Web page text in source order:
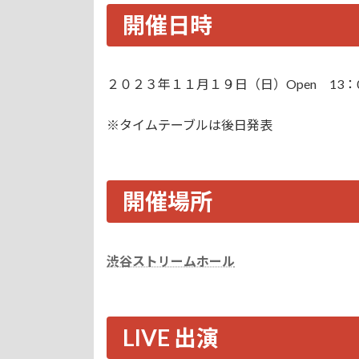
開催日時
２０２３年１１月１９日（日）Open 13
※タイムテーブルは後日発表
開催場所
渋谷ストリームホール
LIVE 出演